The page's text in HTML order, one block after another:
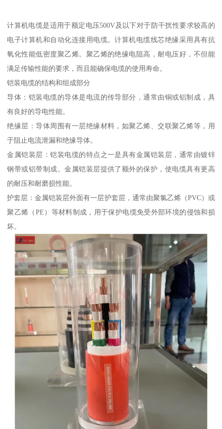
计算机电缆是适用于额定电压500V及以下对于防干扰性要求较高的
电子计算机和自动化连接用电缆。计算机电缆线芯绝缘采用具有抗
氧化性能低密度聚乙烯。聚乙烯的绝缘电阻高，耐电压好，不但能
满足传输性能的要求，而且能确保电缆的使用寿命。
铠装电缆的结构和组成部分
导体：铠装电缆的导体是电流的传导部分，通常由铜或铝制成，具
有良好的导电性能。
绝缘层：导体周围有一层绝缘材料，如聚乙烯、交联聚乙烯等，用
于阻止电流泄漏和绝缘导体。
金属铠装层：铠装电缆的特点之一是具有金属铠装层，通常由镀锌
钢带或铝带制成。金属铠装层提供了额外的保护，使电缆具有更高
的耐压和耐磨损性能。
护套层：金属铠装层外面有一层护套层，通常由聚氯乙烯（PVC）或
聚乙烯（PE）等材料制成，用于保护电缆免受外部环境的侵蚀和损
坏。